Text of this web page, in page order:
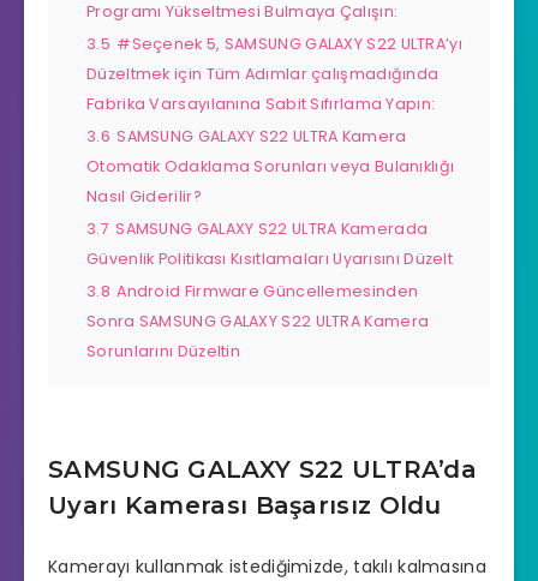
Programı Yükseltmesi Bulmaya Çalışın:
3.5 #Seçenek 5, SAMSUNG GALAXY S22 ULTRA’yı
Düzeltmek için Tüm Adımlar çalışmadığında
Fabrika Varsayılanına Sabit Sıfırlama Yapın:
3.6 SAMSUNG GALAXY S22 ULTRA Kamera
Otomatik Odaklama Sorunları veya Bulanıklığı
Nasıl Giderilir?
3.7 SAMSUNG GALAXY S22 ULTRA Kamerada
Güvenlik Politikası Kısıtlamaları Uyarısını Düzelt
3.8 Android Firmware Güncellemesinden
Sonra SAMSUNG GALAXY S22 ULTRA Kamera
Sorunlarını Düzeltin
SAMSUNG GALAXY S22 ULTRA’da
Uyarı Kamerası Başarısız Oldu
Kamerayı kullanmak istediğimizde, takılı kalmasına